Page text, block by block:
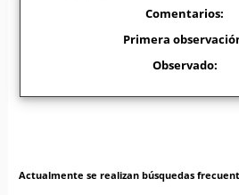
Comentarios:
Primera
Observado:
Actualmente se realizan búsquedas